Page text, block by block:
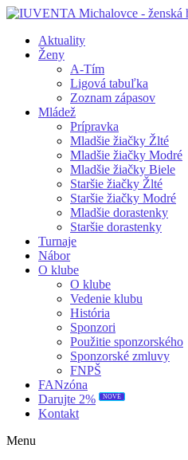
Aktuality
Ženy
A-Tím
Ligová tabuľka
Zoznam zápasov
Mládež
Prípravka
Mladšie žiačky Žlté
Mladšie žiačky Modré
Mladšie žiačky Biele
Staršie žiačky Žlté
Staršie žiačky Modré
Mladšie dorastenky
Staršie dorastenky
Turnaje
Nábor
O klube
O klube
Vedenie klubu
História
Sponzori
Použitie sponzorského
Sponzorské zmluvy
FNPŠ
FANzóna
Darujte 2%
NOVÉ
Kontakt
Menu